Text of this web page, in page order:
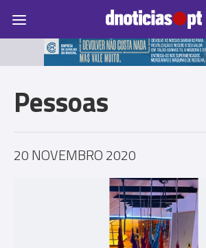
Prazeres Paisagens
Pessoas
20 NOVEMBRO 2020